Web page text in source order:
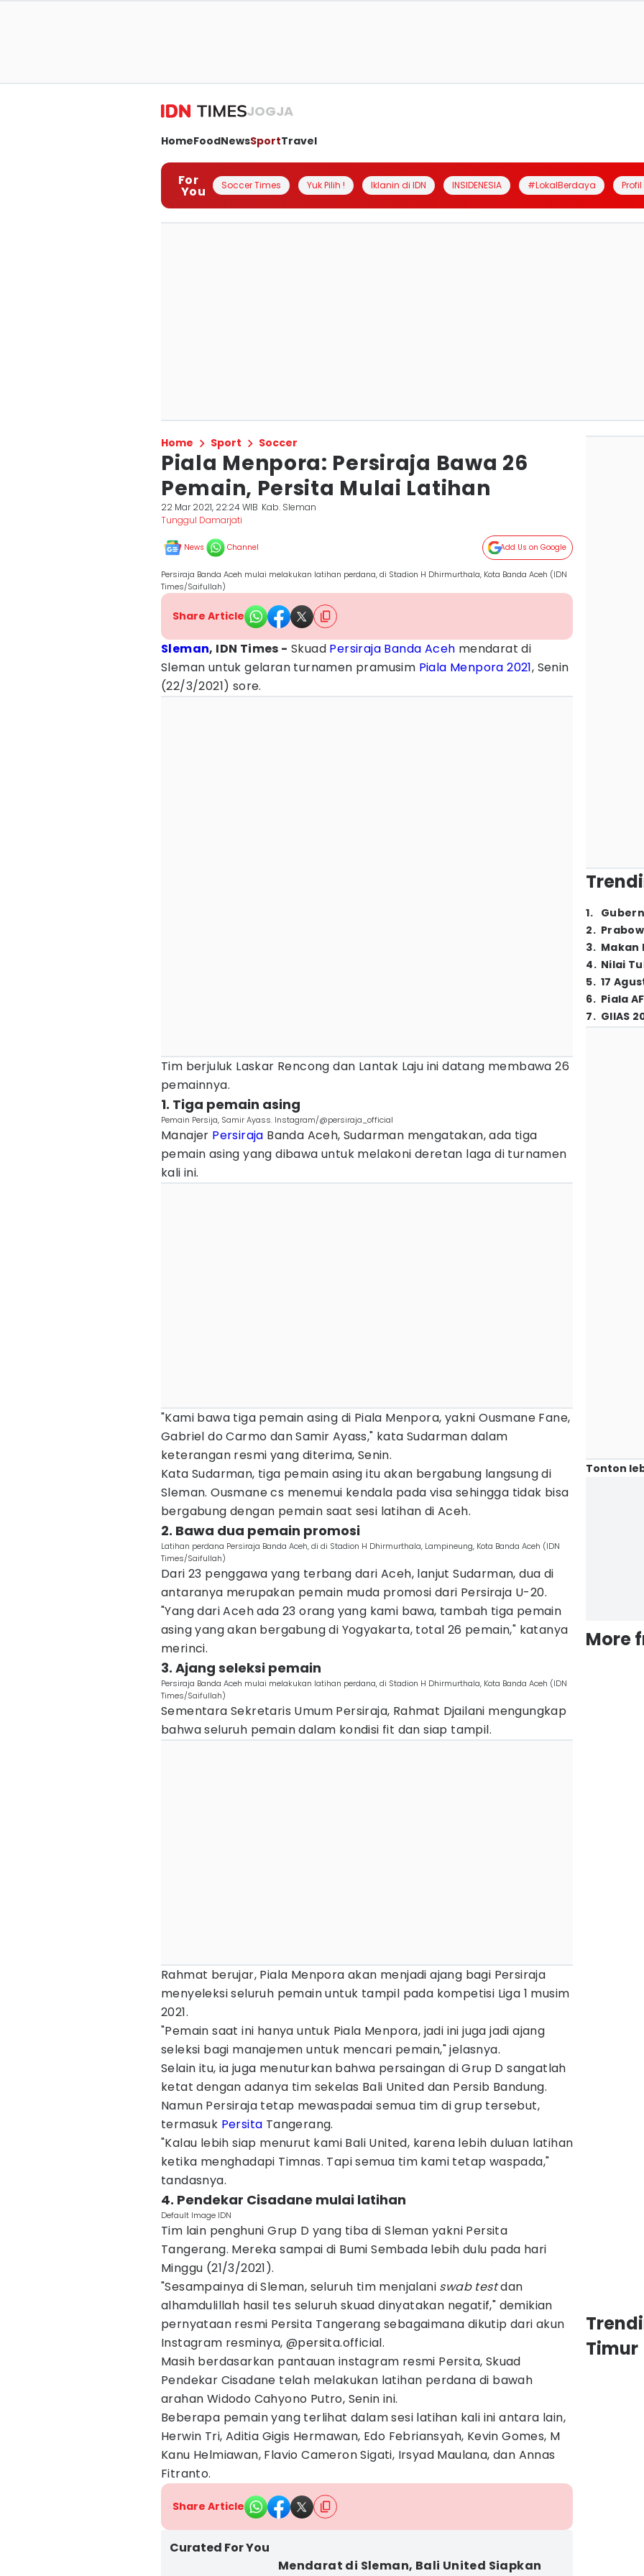
JOGJA
HomeFoodNewsSportTravel
For
You Soccer Times Yuk Pilih ! Iklanin di IDN INSIDENESIA #LokalBerdaya
Home Sport Soccer
Piala Menpora: Persiraja Bawa 26
Pemain, Persita Mulai Latihan
22 Mar 2021, 22:24 WIB Kab. Sleman
Tunggul Damarjati
News Channel Add Us on Google
Persiraja Banda Aceh mulai melakukan latihan perdana, di Stadion H Dhirmurthala, Kota Banda Aceh (IDN
Times/Saifullah)
Share Article
Sleman, IDN Times - Skuad Persiraja Banda Aceh mendarat di
Sleman untuk gelaran turnamen pramusim Piala Menpora 2021, Senin
(22/3/2021) sore.
Tim berjuluk Laskar Rencong dan Lantak Laju ini datang membawa 26
pemainnya.
1. Tiga pemain asing
Pemain Persija, Samir Ayass. Instagram/@persiraja_official
Manajer Persiraja Banda Aceh, Sudarman mengatakan, ada tiga
pemain asing yang dibawa untuk melakoni deretan laga di turnamen
kali ini.
"Kami bawa tiga pemain asing di Piala Menpora, yakni Ousmane Fane,
Gabriel do Carmo dan Samir Ayass," kata Sudarman dalam
keterangan resmi yang diterima, Senin.
Kata Sudarman, tiga pemain asing itu akan bergabung langsung di
Sleman. Ousmane cs menemui kendala pada visa sehingga tidak bisa
bergabung dengan pemain saat sesi latihan di Aceh.
2. Bawa dua pemain promosi
Latihan perdana Persiraja Banda Aceh, di di Stadion H Dhirmurthala, Lampineung, Kota Banda Aceh (IDN
Times/Saifullah)
Dari 23 penggawa yang terbang dari Aceh, lanjut Sudarman, dua di
antaranya merupakan pemain muda promosi dari Persiraja U-20.
"Yang dari Aceh ada 23 orang yang kami bawa, tambah tiga pemain
asing yang akan bergabung di Yogyakarta, total 26 pemain," katanya
merinci.
3. Ajang seleksi pemain
Persiraja Banda Aceh mulai melakukan latihan perdana, di Stadion H Dhirmurthala, Kota Banda Aceh (IDN
Times/Saifullah)
Sementara Sekretaris Umum Persiraja, Rahmat Djailani mengungkap
bahwa seluruh pemain dalam kondisi fit dan siap tampil.
Rahmat berujar, Piala Menpora akan menjadi ajang bagi Persiraja
menyeleksi seluruh pemain untuk tampil pada kompetisi Liga 1 musim
2021.
"Pemain saat ini hanya untuk Piala Menpora, jadi ini juga jadi ajang
seleksi bagi manajemen untuk mencari pemain," jelasnya.
Selain itu, ia juga menuturkan bahwa persaingan di Grup D sangatlah
ketat dengan adanya tim sekelas Bali United dan Persib Bandung.
Namun Persiraja tetap mewaspadai semua tim di grup tersebut,
termasuk Persita Tangerang.
"Kalau lebih siap menurut kami Bali United, karena lebih duluan latihan
ketika menghadapi Timnas. Tapi semua tim kami tetap waspada,"
tandasnya.
4. Pendekar Cisadane mulai latihan
Default Image IDN
Tim lain penghuni Grup D yang tiba di Sleman yakni Persita
Tangerang. Mereka sampai di Bumi Sembada lebih dulu pada hari
Minggu (21/3/2021).
"Sesampainya di Sleman, seluruh tim menjalani swab testdan
alhamdulillah hasil tes seluruh skuad dinyatakan negatif," demikian
pernyataan resmi Persita Tangerang sebagaimana dikutip dari akun
Instagram resminya, @persita.official.
Masih berdasarkan pantauan instagram resmi Persita, Skuad
Pendekar Cisadane telah melakukan latihan perdana di bawah
arahan Widodo Cahyono Putro, Senin ini.
Beberapa pemain yang terlihat dalam sesi latihan kali ini antara lain,
Herwin Tri, Aditia Gigis Hermawan, Edo Febriansyah, Kevin Gomes, M
Kanu Helmiawan, Flavio Cameron Sigati, Irsyad Maulana, dan Annas
Fitranto.
Share Article
Curated For You
Mendarat di Sleman, Bali United Siapkan
1.
2.
3. Makan
4. Nilai
5. 17
6. Piala
7. GIIAS
Tonton
More
Timur